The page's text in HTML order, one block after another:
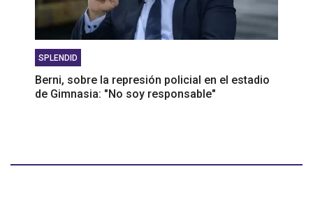
SPLENDID
Berni, sobre la represión policial en el estadio
de Gimnasia: "No soy responsable"